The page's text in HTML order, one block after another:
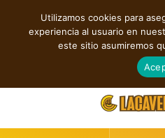
Rock, folk e indie: cuatro
agosto
Utilizamos cookies para
experiencia al usuario en
este sitio asumiremos